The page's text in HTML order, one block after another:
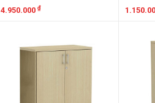
4.950.000 ₫